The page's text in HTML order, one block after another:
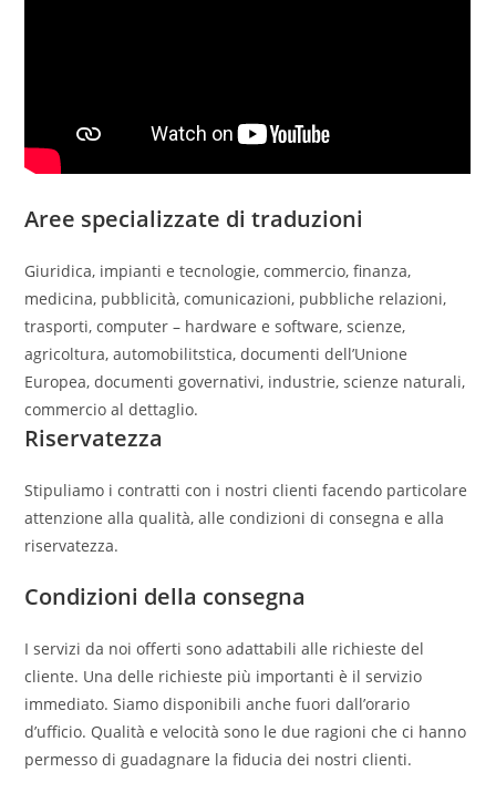
Aree specializzate di traduzioni
Giuridica, impianti e tecnologie, commercio, finanza,
medicina, pubblicità, comunicazioni, pubbliche relazioni,
trasporti, computer – hardware e software, scienze,
agricoltura, automobilitstica, documenti dell’Unione
Europea, documenti governativi, industrie, scienze naturali,
commercio al dettaglio.
Riservatezza
Stipuliamo i contratti con i nostri clienti facendo particolare
attenzione alla qualità, alle condizioni di consegna e alla
riservatezza.
Condizioni della consegna
I servizi da noi offerti sono adattabili alle richieste del
cliente. Una delle richieste più importanti è il servizio
immediato. Siamo disponibili anche fuori dall’orario
d’ufficio. Qualità e velocità sono le due ragioni che ci hanno
permesso di guadagnare la fiducia dei nostri clienti.